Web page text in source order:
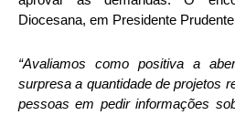
Diocesana, em Presidente
“Avaliamos como positiva a
surpresa a quantidade de projetos
pessoas em pedir informações